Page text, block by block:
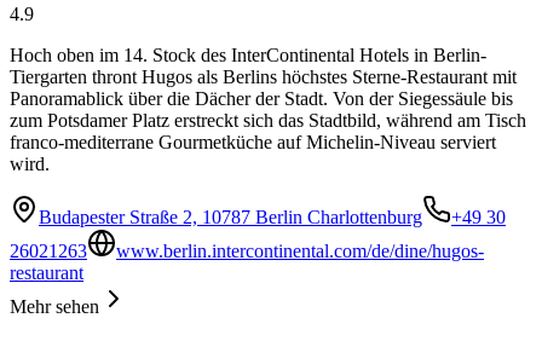
4.9
Hoch oben im 14. Stock des InterContinental Hotels in Berlin-
Tiergarten thront Hugos als Berlins höchstes Sterne-Restaurant mit
Panoramablick über die Dächer der Stadt. Von der Siegessäule bis
zum Potsdamer Platz erstreckt sich das Stadtbild, während am Tisch
franco-mediterrane Gourmetküche auf Michelin-Niveau serviert
wird.
Budapester Straße 2, 10787 Berlin Charlottenburg
+49 30
26021263
www.berlin.intercontinental.com/de/dine/hugos-
restaurant
Mehr sehen